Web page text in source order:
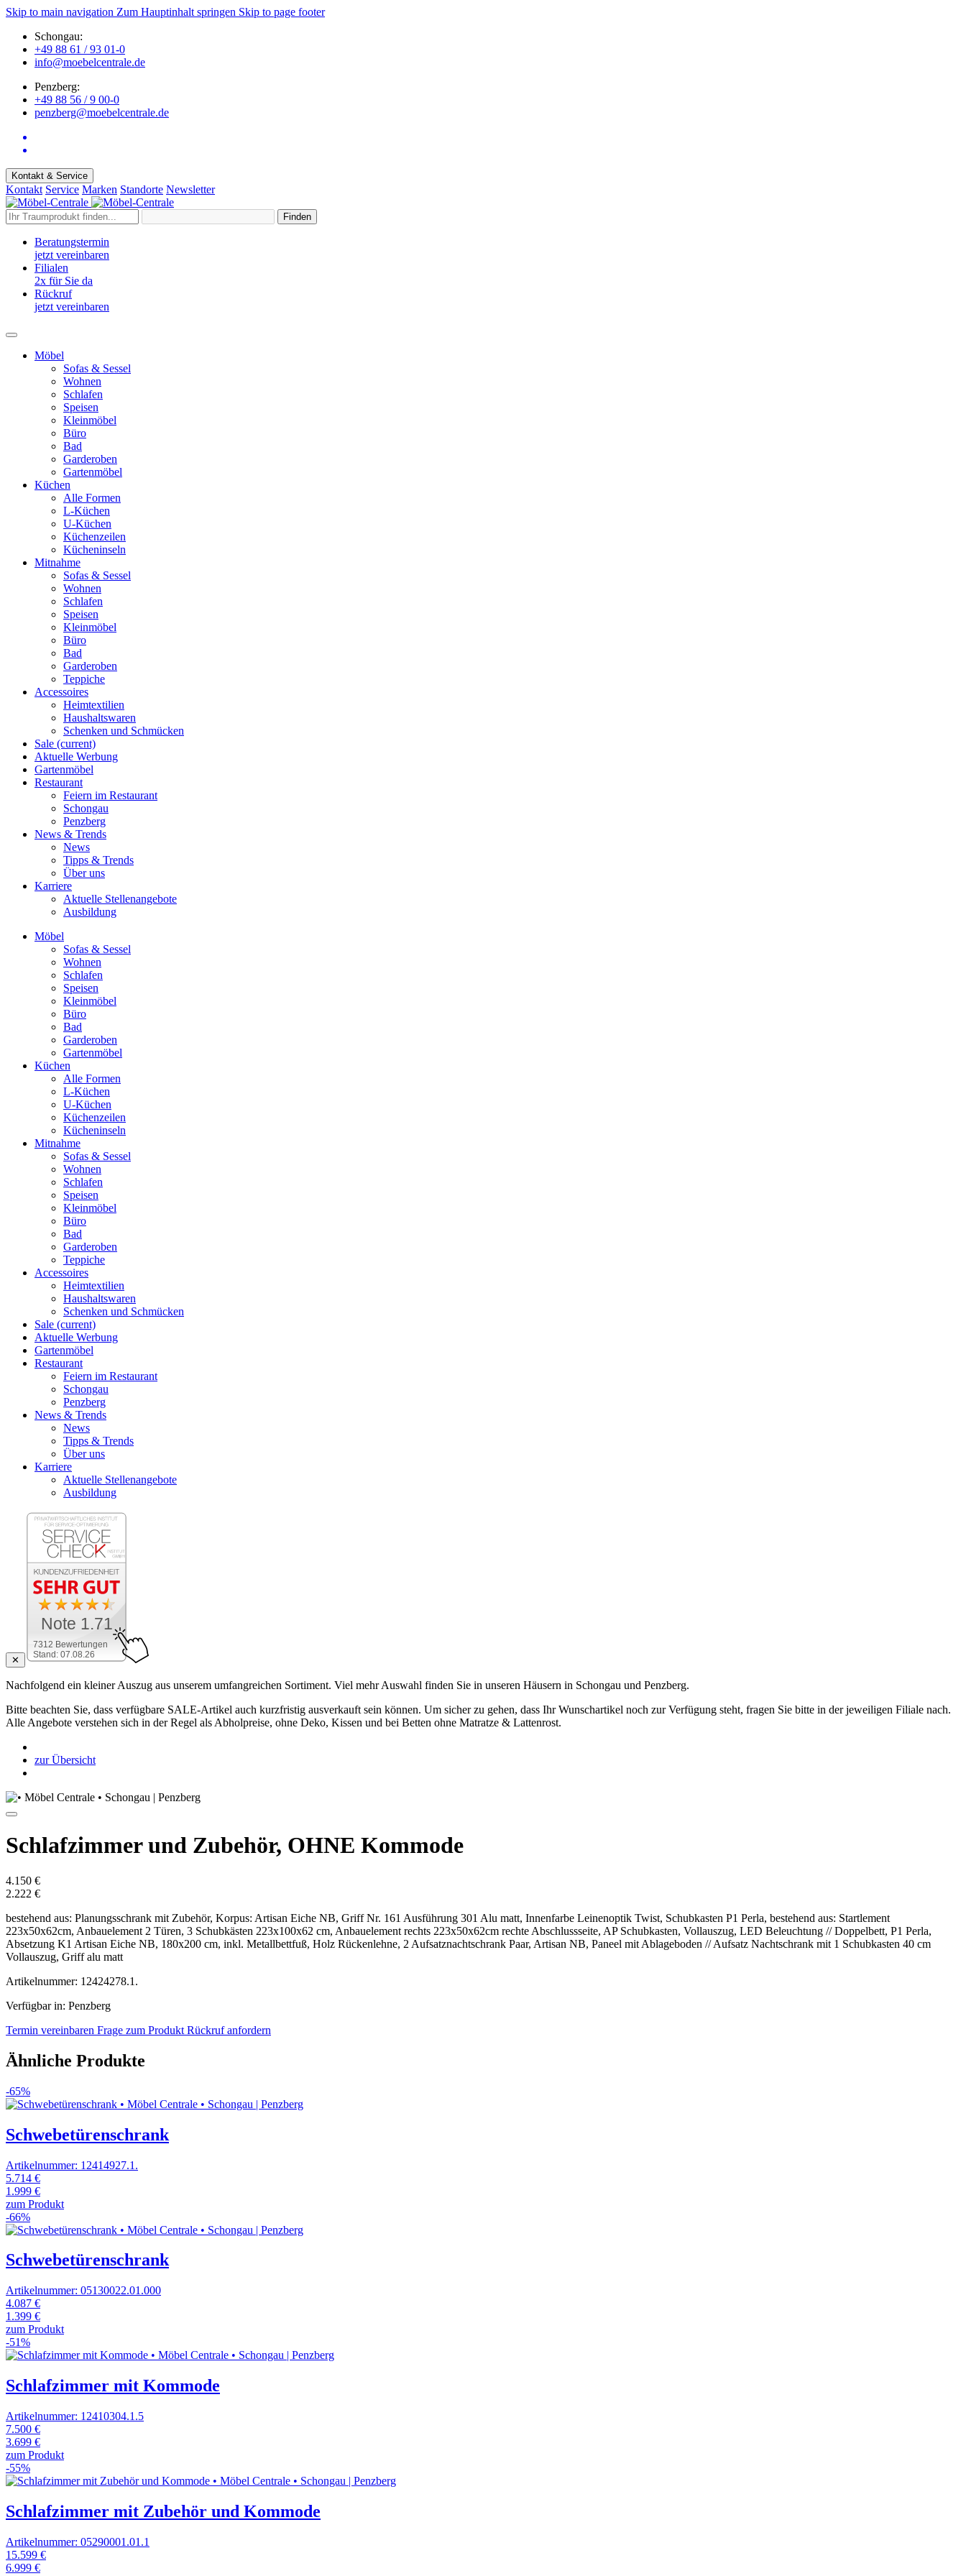
Skip to main navigation Zum Hauptinhalt springen Skip to page footer
Schongau:
+49 88 61 / 93 01-0
info@moebelcentrale.de
Penzberg:
+49 88 56 / 9 00-0
penzberg@moebelcentrale.de
Kontakt & Service
Kontakt Service Marken Standorte Newsletter
Finden
Beratungstermin
jetzt vereinbaren
Filialen
2x für Sie da
Rückruf
jetzt vereinbaren
Möbel
Sofas & Sessel
Wohnen
Schlafen
Speisen
Kleinmöbel
Büro
Bad
Garderoben
Gartenmöbel
Küchen
Alle Formen
L-Küchen
U-Küchen
Küchenzeilen
Kücheninseln
Mitnahme
Sofas & Sessel
Wohnen
Schlafen
Speisen
Kleinmöbel
Büro
Bad
Garderoben
Teppiche
Accessoires
Heimtextilien
Haushaltswaren
Schenken und Schmücken
Sale (current)
Aktuelle Werbung
Gartenmöbel
Restaurant
Feiern im Restaurant
Schongau
Penzberg
News & Trends
News
Tipps & Trends
Über uns
Karriere
Aktuelle Stellenangebote
Ausbildung
Möbel
Sofas & Sessel
Wohnen
Schlafen
Speisen
Kleinmöbel
Büro
Bad
Garderoben
Gartenmöbel
Küchen
Alle Formen
L-Küchen
U-Küchen
Küchenzeilen
Kücheninseln
Mitnahme
Sofas & Sessel
Wohnen
Schlafen
Speisen
Kleinmöbel
Büro
Bad
Garderoben
Teppiche
Accessoires
Heimtextilien
Haushaltswaren
Schenken und Schmücken
Sale (current)
Aktuelle Werbung
Gartenmöbel
Restaurant
Feiern im Restaurant
Schongau
Penzberg
News & Trends
News
Tipps & Trends
Über uns
Karriere
Aktuelle Stellenangebote
Ausbildung
✕
7312 Bewertungen
Stand: 07.08.26
Note 1.71
Nachfolgend ein kleiner Auszug aus unserem umfangreichen Sortiment. Viel mehr Auswahl finden Sie in unseren Häusern in Schongau und Penzberg.
Bitte beachten Sie, dass verfügbare SALE-Artikel auch kurzfristig ausverkauft sein können. Um sicher zu gehen, dass Ihr Wunschartikel noch zur Verfügung steht, fragen Sie bitte in der jeweiligen Filiale nach.
Alle Angebote verstehen sich in der Regel als Abholpreise, ohne Deko, Kissen und bei Betten ohne Matratze & Lattenrost.
zur Übersicht
Schlafzimmer und Zubehör, OHNE Kommode
4.150 €
2.222 €
bestehend aus: Planungsschrank mit Zubehör, Korpus: Artisan Eiche NB, Griff Nr. 161 Ausführung 301 Alu matt, Innenfarbe Leinenoptik Twist, Schubkasten P1 Perla, bestehend aus: Startlement
223x50x62cm, Anbauelement 2 Türen, 3 Schubkästen 223x100x62 cm, Anbauelement rechts 223x50x62cm rechte Abschlussseite, AP Schubkasten, Vollauszug, LED Beleuchtung // Doppelbett, P1 Perla,
Absetzung K1 Artisan Eiche NB, 180x200 cm, inkl. Metallbettfuß, Holz Rückenlehne, 2 Aufsatznachtschrank Paar, Artisan NB, Paneel mit Ablageboden // Aufsatz Nachtschrank mit 1 Schubkasten 40 cm
Vollauszug, Griff alu matt
Artikelnummer: 12424278.1.
Verfügbar in: Penzberg
Termin vereinbaren Frage zum Produkt Rückruf anfordern
Ähnliche Produkte
-65%
Schwebetürenschrank
Artikelnummer: 12414927.1.
5.714 €
1.999 €
zum Produkt
-66%
Schwebetürenschrank
Artikelnummer: 05130022.01.000
4.087 €
1.399 €
zum Produkt
-51%
Schlafzimmer mit Kommode
Artikelnummer: 12410304.1.5
7.500 €
3.699 €
zum Produkt
-55%
Schlafzimmer mit Zubehör und Kommode
Artikelnummer: 05290001.01.1
15.599 €
6.999 €